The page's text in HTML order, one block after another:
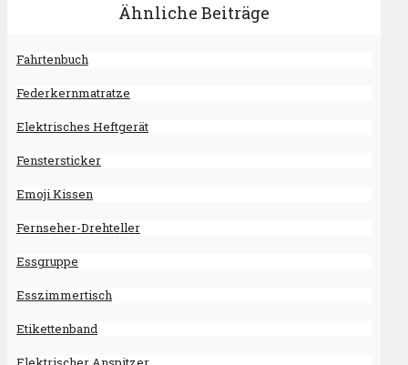
Ähnliche Beiträge
Fahrtenbuch
Federkernmatratze
Elektrisches Heftgerät
Fenstersticker
Emoji Kissen
Fernseher-Drehteller
Essgruppe
Esszimmertisch
Etikettenband